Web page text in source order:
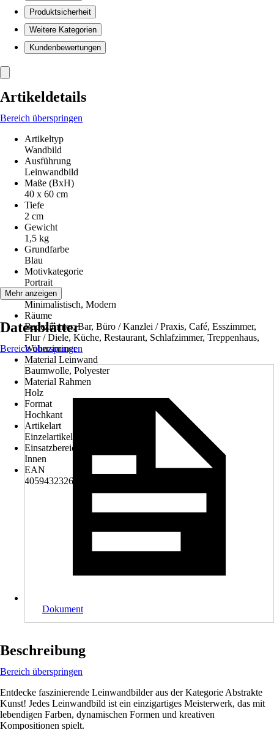
Produktsicherheit
Weitere Kategorien
Kundenbewertungen
Artikeldetails
Bereich überspringen
Artikeltyp
Wandbild
Ausführung
Leinwandbild
Maße (BxH)
40 x 60 cm
Tiefe
2 cm
Gewicht
1,5 kg
Grundfarbe
Blau
Motivkategorie
Portrait
Stilwelt
Minimalistisch, Modern
Räume
Badezimmer, Bar, Büro / Kanzlei / Praxis, Café, Esszimmer,
Flur / Diele, Küche, Restaurant, Schlafzimmer, Treppenhaus,
Wohnzimmer
Material Leinwand
Baumwolle, Polyester
Material Rahmen
Holz
Format
Hochkant
Artikelart
Einzelartikel
Einsatzbereich
Innen
EAN
4059432326048
Mehr anzeigen
Datenblätter
Bereich überspringen
Dokument
Beschreibung
Bereich überspringen
Entdecke faszinierende Leinwandbilder aus der Kategorie Abstrakte
Kunst! Jedes Leinwandbild ist ein einzigartiges Meisterwerk, das mit
lebendigen Farben, dynamischen Formen und kreativen
Kompositionen spielt.